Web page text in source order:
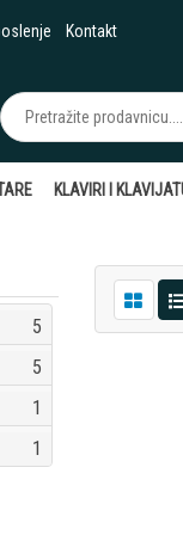
Kontakt
KLAVIRI I
5
5
1
1